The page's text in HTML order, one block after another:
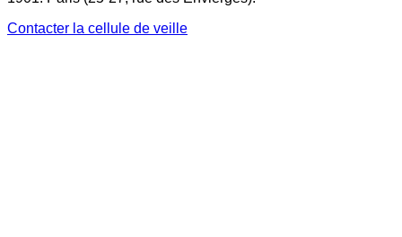
Contacter la cellule de veille